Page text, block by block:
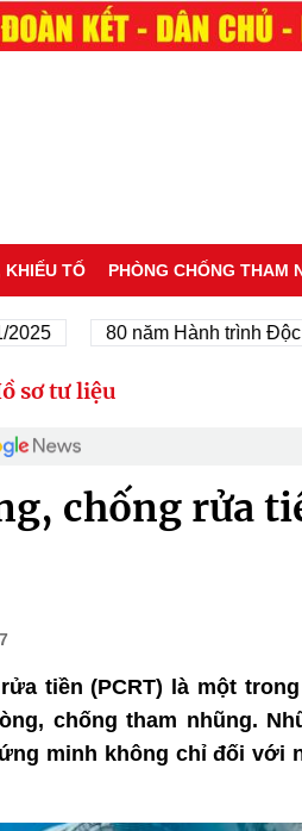
KHIẾU TỐ PHÒNG CHỐNG THAM
80 năm Hành trình Độc lập
sơ tư liệu
chống rửa
tiền (PCRT) là một
chống tham nhũng.
minh không chỉ đối với